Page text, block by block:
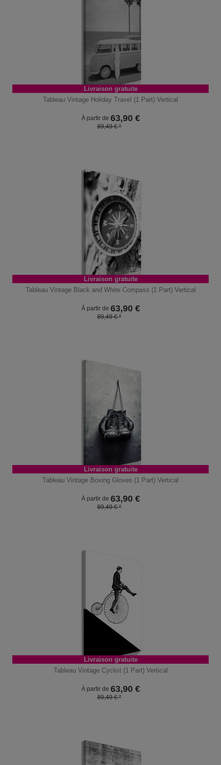
Livraison gratuite
Tableau Vintage Holiday Travel (1 Part) Vertical
À partir de 63,90€
89,49 € *
Livraison gratuite
Tableau Vintage Black and White Compass (1 Part) Vertical
À partir de 63,90€
89,49 € *
Livraison gratuite
Tableau Vintage Boxing Gloves (1 Part) Vertical
À partir de 63,90€
89,49 € *
Livraison gratuite
Tableau Vintage Cyclist (1 Part) Vertical
À partir de 63,90€
89,49 € *